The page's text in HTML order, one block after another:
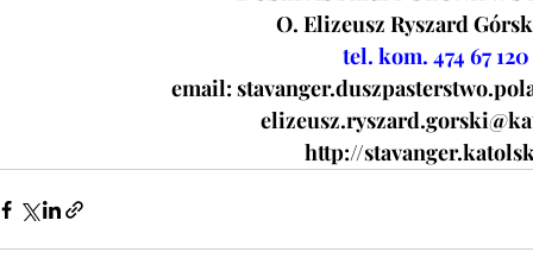
O. Elizeusz Ryszard
tel. kom. 474 67 120
email:
http://